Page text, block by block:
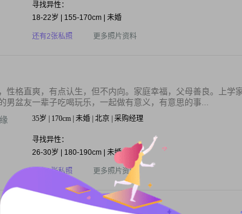
寻找异性：
18-22岁 | 155-170cm | 未婚
还有2张私照 更多照片资料
性格直爽，有点认生，但不内向。家庭幸福，父母善良。上学
男盆友一辈子吃喝玩乐，一起做有意义，有意思的事...
35岁 | 170cm | 未婚 | 北京 | 采购经理
寻找异性：
26-30岁 | 180-190cm | 未婚
还有1张私照 更多照片资料